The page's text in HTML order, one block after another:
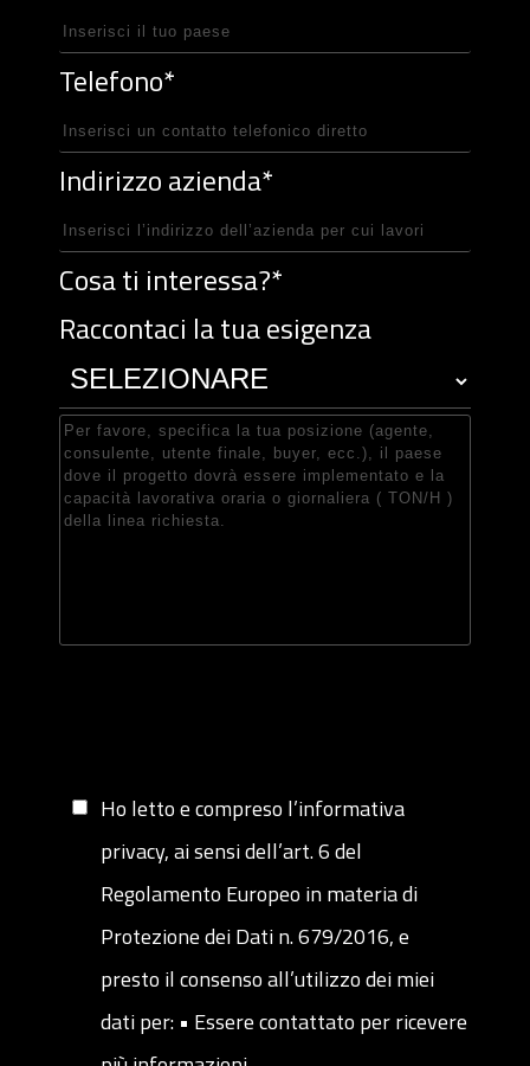
Telefono*
Indirizzo azienda*
Cosa ti interessa?*
Raccontaci la tua esigenza
Ho letto e compreso l’informativa
privacy, ai sensi dell’art. 6 del
Regolamento Europeo in materia di
Protezione dei Dati n. 679/2016, e
presto il consenso all’utilizzo dei miei
dati per: • Essere contattato per ricevere